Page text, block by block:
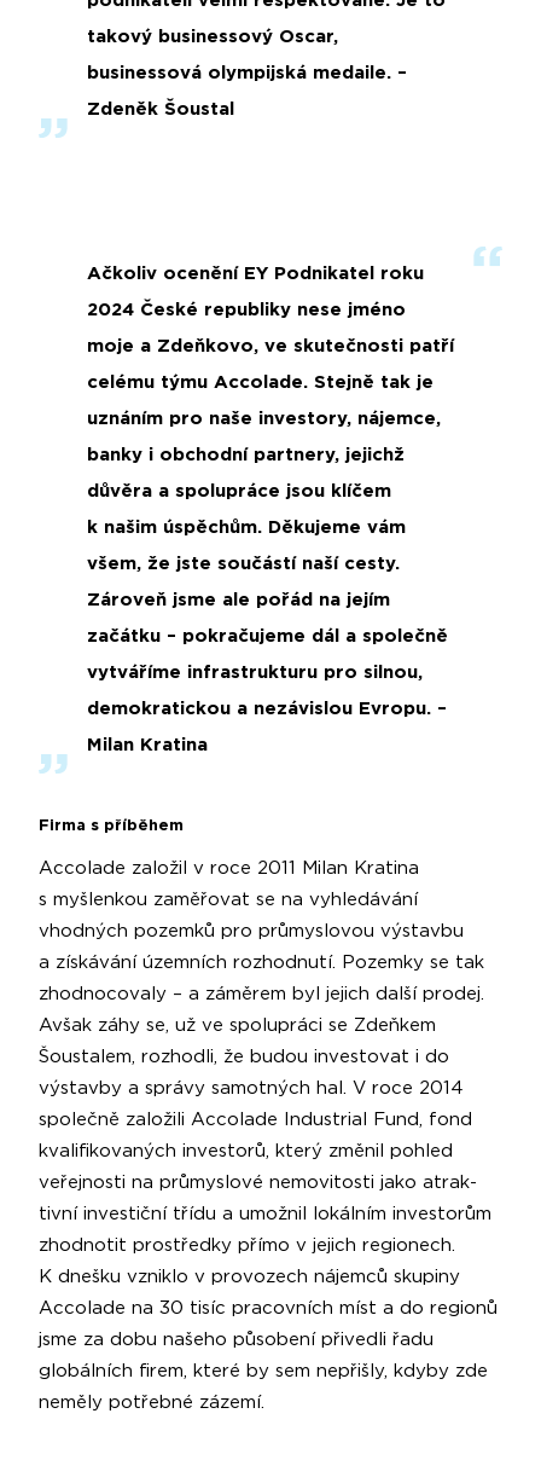
takový businessový Oscar,
businessová olympijská medaile. –
Zdeněk Šoustal
Ačkoliv ocenění EY Podnikatel roku
2024 České republiky nese jméno
moje a Zdeňkovo, ve skutečnosti patří
celému týmu Accolade. Stejně tak je
uznáním pro naše investory, nájemce,
banky i obchodní partnery, jejichž
důvěra a spolupráce jsou klíčem
k našim úspěchům. Děkujeme vám
všem, že jste součástí naší cesty.
Zároveň jsme ale pořád na jejím
začátku – pokračujeme dál a společně
vytváříme infrastrukturu pro silnou,
demokratickou a nezávislou Evropu. –
Milan Kratina
Firma s příběhem
Accolade založil v roce 2011 Milan Kratina
s myšlenkou zaměřovat se na vyhledávání
vhodných pozemků pro průmyslovou výstavbu
a získávání územních rozhodnutí. Pozemky se tak
zhodnocova­ly – a záměrem byl jejich další prodej.
Avšak záhy se, už ve spolu­práci se Zdeňkem
Šoustalem, rozhodli, že budou investovat i do
výstavby a správy samotných hal. V roce 2014
společně založili Accolade Industrial Fund, fond
kvalifikovaných investorů, který změnil pohled
veřejnosti na průmyslové nemovitosti jako atrak­
tivní investiční třídu a umožnil lokálním investorům
zhodnotit prostředky přímo v jejich regionech.
K dnešku vzniklo v provo­zech nájemců skupiny
Accolade na 30 tisíc pracovních míst a do regionů
jsme za dobu našeho působení přivedli řadu
globálních firem, které by sem nepřišly, kdyby zde
neměly potřebné zázemí.